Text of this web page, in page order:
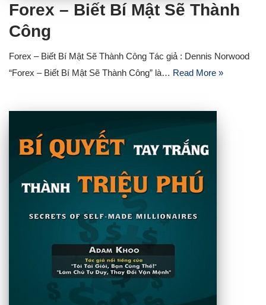
Forex – Biết Bí Mật Sẽ Thành
Công
Forex – Biết Bí Mật Sẽ Thành Công Tác giả : Dennis Norwood
“Forex – Biết Bí Mật Sẽ Thành Công” là… Read More »